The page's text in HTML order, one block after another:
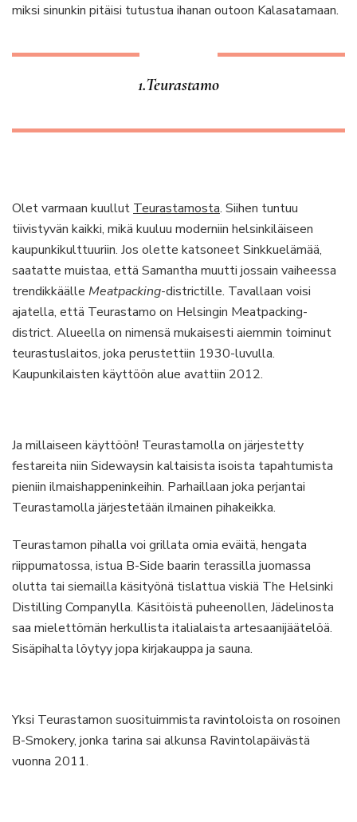
miksi sinunkin pitäisi tutustua ihanan outoon Kalasatamaan.
1.Teurastamo
Olet varmaan kuullut Teurastamosta. Siihen tuntuu
tiivistyvän kaikki, mikä kuuluu moderniin helsinkiläiseen
kaupunkikulttuuriin. Jos olette katsoneet Sinkkuelämää,
saatatte muistaa, että Samantha muutti jossain vaiheessa
trendikkäälle Meatpacking-districtille. Tavallaan voisi
ajatella, että Teurastamo on Helsingin Meatpacking-
district. Alueella on nimensä mukaisesti aiemmin toiminut
teurastuslaitos, joka perustettiin 1930-luvulla.
Kaupunkilaisten käyttöön alue avattiin 2012.
Ja millaiseen käyttöön! Teurastamolla on järjestetty
festareita niin Sidewaysin kaltaisista isoista tapahtumista
pieniin ilmaishappeninkeihin. Parhaillaan joka perjantai
Teurastamolla järjestetään ilmainen pihakeikka.
Teurastamon pihalla voi grillata omia eväitä, hengata
riippumatossa, istua B-Side baarin terassilla juomassa
olutta tai siemailla käsityönä tislattua viskiä The Helsinki
Distilling Companylla. Käsitöistä puheenollen, Jädelinosta
saa mielettömän herkullista italialaista artesaanijäätelöä.
Sisäpihalta löytyy jopa kirjakauppa ja sauna.
Yksi Teurastamon suosituimmista ravintoloista on rosoinen
B-Smokery, jonka tarina sai alkunsa Ravintolapäivästä
vuonna 2011.